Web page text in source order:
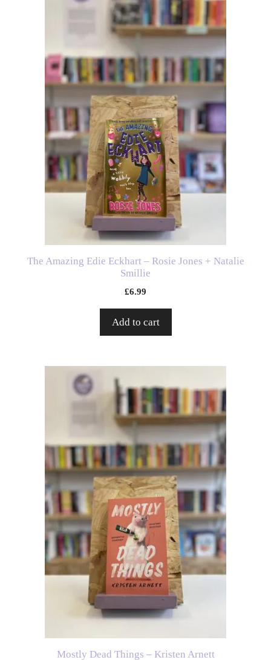
The Amazing Edie Eckhart – Rosie Jones + Natalie
Smillie
£6.99
Add to cart
Mostly Dead Things – Kristen Arnett